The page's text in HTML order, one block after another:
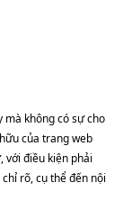
mà không có sự cho
của trang web
với điều kiện phải
rõ, cụ thể đến nội